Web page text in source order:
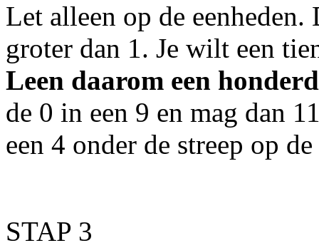
Let alleen op de
groter dan 1. Je wilt een
Leen daarom een
de 0 in een 9 en mag dan
een 4 onder de streep op
STAP 3